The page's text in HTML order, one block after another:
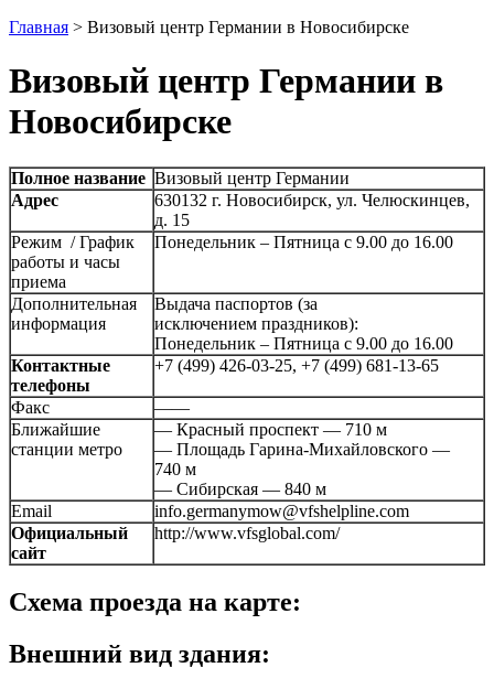
Главная > Визовый центр Германии в Новосибирске
Визовый центр Германии в
Новосибирске
Полное название Визовый центр Германии
Адрес
630132 г. Новосибирск, ул. Челюскинцев,
д. 15
Режим / График
работы и часы
приема
Понедельник – Пятница с 9.00 до 16.00
Дополнительная
информация
Выдача паспортов (за
исключением праздников):
Понедельник – Пятница с 9.00 до 16.00
Контактные
телефоны
+7 (499) 426-03-25, +7 (499) 681-13-65
Факс
——
Ближайшие
станции метро
— Красный проспект — 710 м
— Площадь Гарина-Михайловского —
740 м
— Сибирская — 840 м
Email
info.germanymow@vfshelpline.com
Официальный
сайт
http://www.vfsglobal.com/
Схема проезда на карте:
Внешний вид здания: